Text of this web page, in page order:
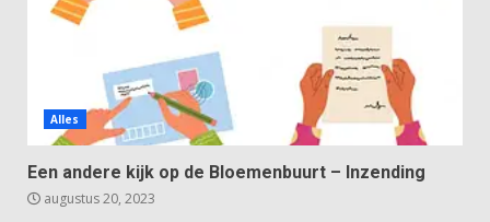
Alles
Een andere kijk op de Bloemenbuurt – Inzending
augustus 20, 2023